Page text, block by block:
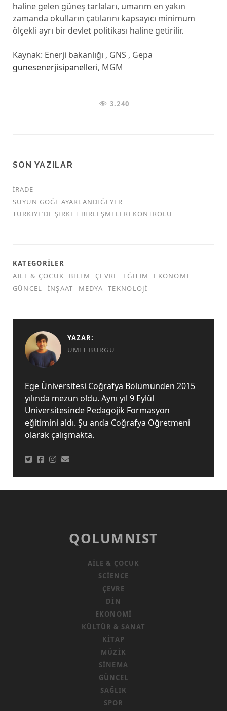
haline gelen güneş tarlaları, umarım en yakın
zamanda okulların çatılarını kapsayıcı minimum
ölçekli ayrı bir devlet politikası haline getirilir.
Kaynak: Enerji bakanlığı , GNS , Gepa
gunesenerjisipanelleri, MGM
3.240
SON YAZILAR
İRADE
SUYUN GÖĞE AYARLANDIĞI YER
TÜRKİYE’DE ŞİRKET BİRLEŞMELERİ KONTROLÜ
KATEGORILER
AILE & ÇOCUK
BILIM ÇEVRE EĞITIM
EKONOMI
GÜNCEL
İNŞAAT MEDYA TEKNOLOJI
YAZAR:
ÜMIT BURGU
Ege Üniversitesi Coğrafya Bölümünden 2015
yılında mezun oldu. Aynı yıl 9 Eylül
Üniversitesinde Pedagojik Formasyon
eğitimini aldı. Şu anda Coğrafya Öğretmeni
olarak çalışmakta.
QOLUMNIST
AILE & ÇOCUK
SCIENCE
ÇEVRE
DIN
EKONOMI
KÜLTÜR & SANAT
KITAP
MÜZIK
SINEMA
GÜNCEL
SAĞLIK
SPOR